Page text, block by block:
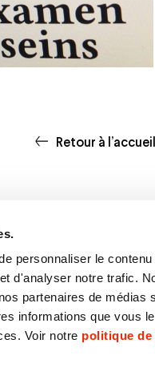
personnaliser le
d'analyser notre trafic.
partenaires de médias
informations que vous
Voir notre politique
Retour à l’accueil
personnels